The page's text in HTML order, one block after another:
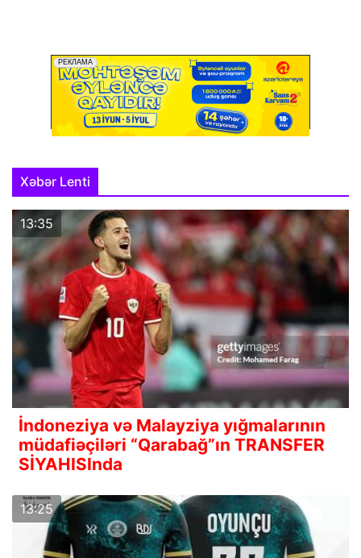
Xəbər Lenti
13:35
İndoneziya və Malayziya yığmalarının
müdafiəçiləri “Qarabağ”ın TRANSFER
SİYAHISInda
13:25